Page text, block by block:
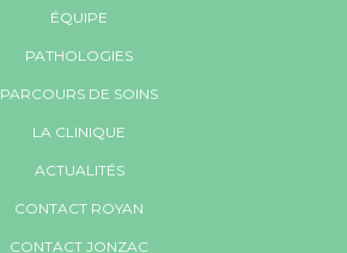
ÉQUIPE
PATHOLOGIES
PARCOURS DE SOINS
LA CLINIQUE
ACTUALITÉS
CONTACT ROYAN
CONTACT JONZAC